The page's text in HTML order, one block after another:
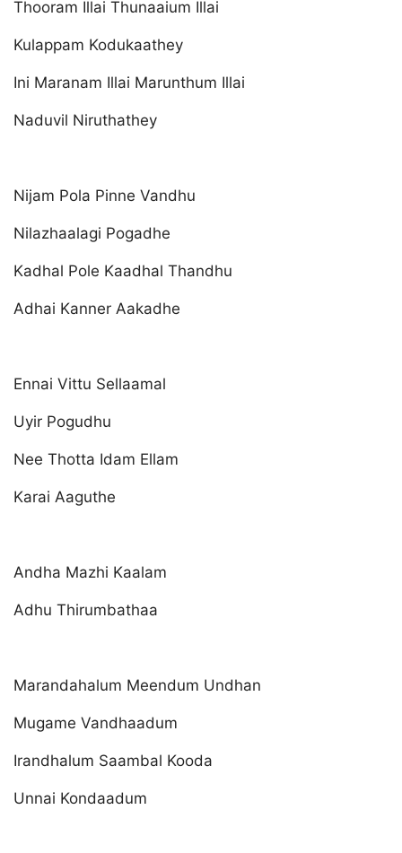
Thooram Illai Thunaaium Illai
Kulappam Kodukaathey
Ini Maranam Illai Marunthum Illai
Naduvil Niruthathey
Nijam Pola Pinne Vandhu
Nilazhaalagi Pogadhe
Kadhal Pole Kaadhal Thandhu
Adhai Kanner Aakadhe
Ennai Vittu Sellaamal
Uyir Pogudhu
Nee Thotta Idam Ellam
Karai Aaguthe
Andha Mazhi Kaalam
Adhu Thirumbathaa
Marandahalum Meendum Undhan
Mugame Vandhaadum
Irandhalum Saambal Kooda
Unnai Kondaadum